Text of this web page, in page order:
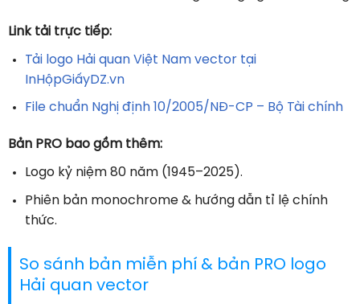
Link tải trực tiếp:
Tải logo Hải quan Việt Nam vector tại
InHộpGiấyDZ.vn
File chuẩn Nghị định 10/2005/NĐ-CP – Bộ Tài chính
Bản PRO bao gồm thêm:
Logo kỷ niệm 80 năm (1945–2025).
Phiên bản monochrome & hướng dẫn tỉ lệ chính
thức.
So sánh bản miễn phí & bản PRO logo
Hải quan vector